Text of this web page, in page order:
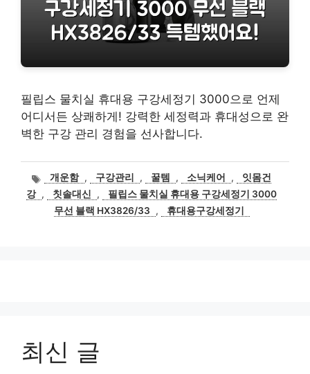
필립스 물치실 휴대용 구강세정기 3000으로 언제
어디서든 상쾌하게! 강력한 세정력과 휴대성으로 완
벽한 구강 관리 경험을 선사합니다.
태
그
개운함 , 구강관리 , 꿀템 , 소닉케어 ,
잇몸건
강 , 칫솔대신 ,
필립스 물치실 휴대용 구강세정기 3000
무선 블랙 HX3826/33
, 휴대용구강세정기
최신 글